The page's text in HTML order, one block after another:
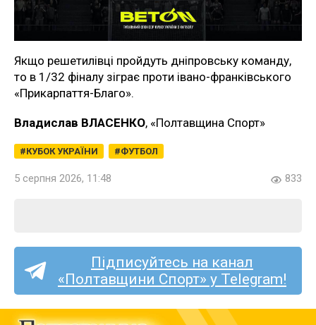
Якщо решетилівці пройдуть дніпровську команду,
то в 1/32 фіналу зіграє проти івано-франківського
«Прикарпаття-Благо».
Владислав ВЛАСЕНКО, «Полтавщина Спорт»
КУБОК УКРАЇНИ ФУТБОЛ
5 серпня 2026, 11:48 833
Підписуйтесь на канал
«Полтавщини Спорт» у Telegram!